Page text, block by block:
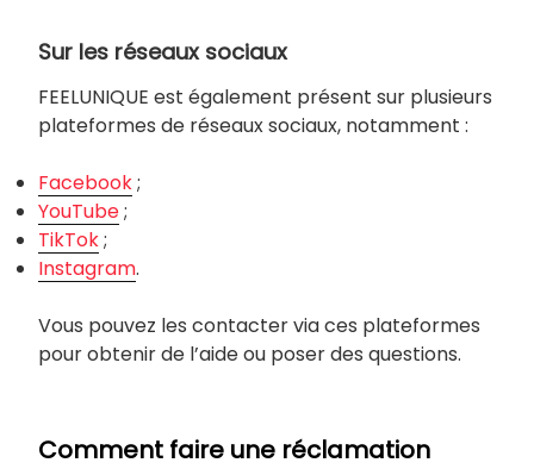
Sur les réseaux sociaux
FEELUNIQUE est également présent sur plusieurs
plateformes de réseaux sociaux, notamment :
Facebook;
YouTube;
TikTok;
Instagram.
Vous pouvez les contacter via ces plateformes
pour obtenir de l’aide ou poser des questions.
Comment faire une réclamation